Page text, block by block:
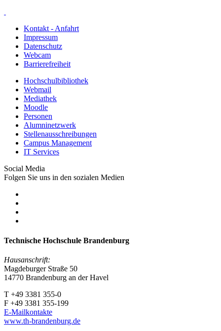
Kontakt - Anfahrt
Impressum
Datenschutz
Webcam
Barrierefreiheit
Hochschulbibliothek
Webmail
Mediathek
Moodle
Personen
Alumninetzwerk
Stellenausschreibungen
Campus Management
IT Services
Social Media
Folgen Sie uns in den sozialen Medien
Technische Hochschule Brandenburg
Hausanschrift:
Magdeburger Straße 50
14770 Brandenburg an der Havel
T +49 3381 355-0
F +49 3381 355-199
E-Mailkontakte
www.th-brandenburg.de